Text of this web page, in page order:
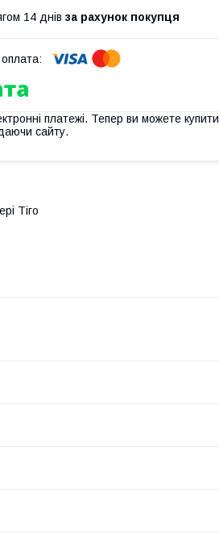
14 днів за рахунок покупця
платежі. Тепер ви можете купити
сайту.
Тіго